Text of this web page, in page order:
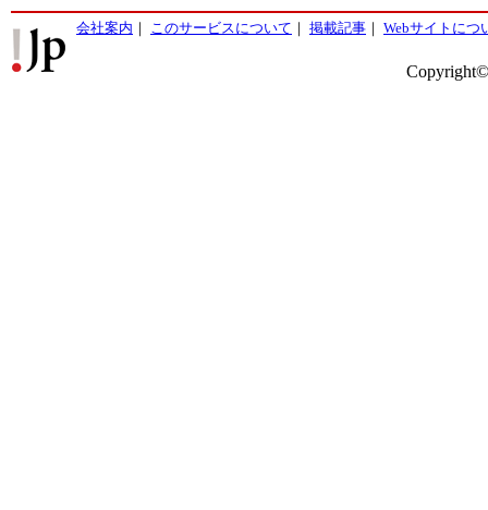
会社案内 ｜ このサービスについて ｜ 掲載記事 ｜ Webサイトにつ